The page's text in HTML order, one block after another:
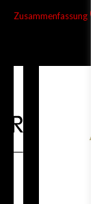
Zusammenfassung